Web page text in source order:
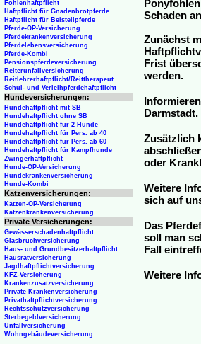
Schaden
Zunächst
Frist
werden.
Darmstadt.
Zusätzlich
oder
Weitere
sich auf
Das
soll man
Fall
Weitere
Fohlenhaftpflicht
Haftpflicht für Gnadenbrotpferde
Haftpflicht für Beistellpferde
Pferde-OP-Versicherung
Pferdekrankenversicherung
Pferdelebensversicherung
Pferde-Kombi
Pensionspferdeversicherung
Reiterunfallversicherung
Reitlehrerhaftpflicht/Reittherapeut
Schul- und Verleihpferdehaftpflicht
Hundeversicherungen:
Hundehaftpflicht mit SB
Hundehaftpflicht ohne SB
Hundehaftpflicht für 2 Hunde
Hundehaftpflicht für Pers. ab 40
Hundehaftpflicht für Pers. ab 60
Hundehaftpflicht für Kampfhunde
Zwingerhaftpflicht
Hunde-OP-Versicherung
Hundekrankenversicherung
Hunde-Kombi
Katzenversicherungen:
Katzen-OP-Versicherung
Katzenkrankenversicherung
Private Versicherungen:
Gewässerschadenhaftpflicht
Glasbruchversicherung
Haus- und Grundbesitzerhaftpflicht
Hausratversicherung
Jagdhaftpflichtversicherung
KFZ-Versicherung
Krankenzusatzversicherung
Private Krankenversicherung
Privathaftpflichtversicherung
Rechtsschutzversicherung
Sterbegeldversicherung
Unfallversicherung
Wohngebäudeversicherung